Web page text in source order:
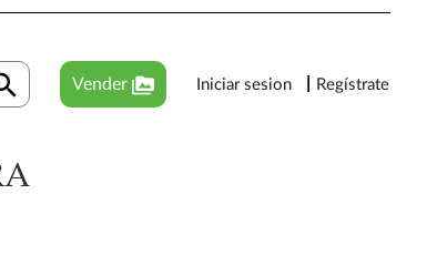
Vender perm_media Iniciar sesion Regístrate